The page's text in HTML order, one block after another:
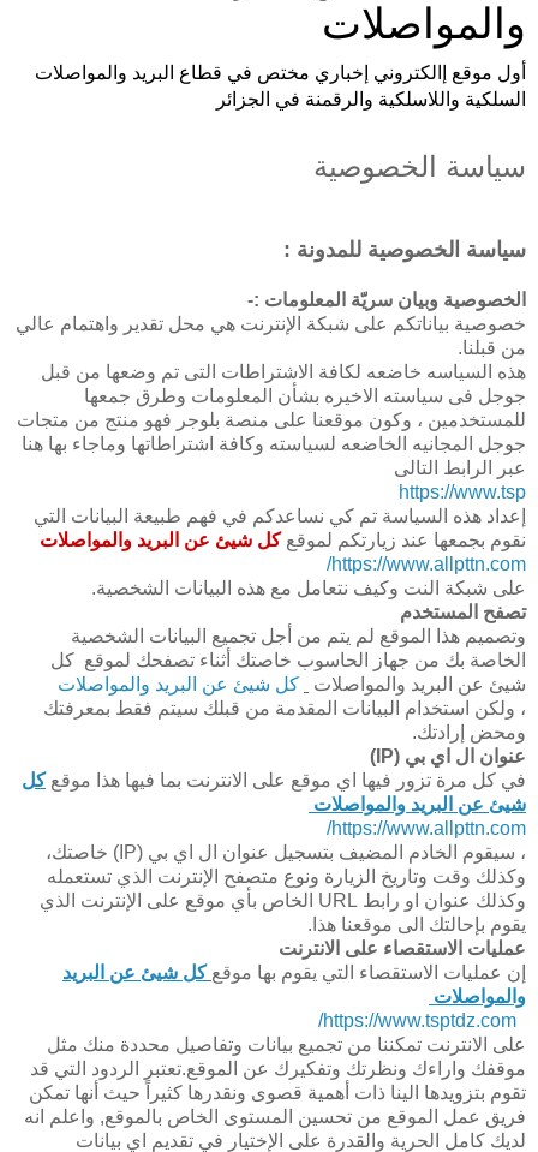
والمواصلات
أول موقع إالكتروني إخباري مختص في قطاع البريد والمواصلات
السلكية واللاسلكية والرقمنة في الجزائر
سياسة الخصوصية
سياسة الخصوصية للمدونة :
الخصوصية وبيان سريّة المعلومات :-
خصوصية بياناتكم على شبكة الإنترنت هي محل تقدير واهتمام عالي
من قبلنا.
هذه السياسه خاضعه لكافة الاشتراطات التى تم وضعها من قبل
جوجل فى سياسته الاخيره بشأن المعلومات وطرق جمعها
للمستخدمين ، وكون موقعنا على منصة بلوجر فهو منتج من متجات
جوجل المجانيه الخاضعه لسياسته وكافة اشتراطاتها وماجاء بها هنا
عبر الرابط التالى
https://www.tsp
إعداد هذه السياسة تم كي نساعدكم في فهم طبيعة البيانات التي
نقوم بجمعها عند زيارتكم لموقعكل شيئ عن البريد والمواصلات
https://www.allpttn.com/
على شبكة النت وكيف نتعامل مع هذه البيانات الشخصية.
تصفح المستخدم
وتصميم هذا الموقع لم يتم من أجل تجميع البيانات الشخصية
الخاصة بك من جهاز الحاسوب خاصتك أثناء تصفحك لموقع كل
شيئ عن البريد والمواصلات
كل شيئ عن البريد والمواصلات
، ولكن استخدام البيانات المقدمة من قبلك سيتم فقط بمعرفتك
ومحض إرادتك.
عنوان ال اي بي (IP)
في كل مرة تزور فيها اي موقع على الانترنت بما فيها هذا موقعكل
شيئ عن البريد والمواصلات
https://www.allpttn.com/
، سيقوم الخادم المضيف بتسجيل عنوان ال اي بي (IP) خاصتك،
وكذلك وقت وتاريخ الزيارة ونوع متصفح الإنترنت الذي تستعمله
وكذلك عنوان او رابط URL الخاص بأي موقع على الإنترنت الذي
يقوم بإحالتك الى موقعنا هذا.
عمليات الاستقصاء على الانترنت
إن عمليات الاستقصاء التي يقوم بها موقع كل شيئ عن البريد
والمواصلات
على الانترنت تمكننا من تجميع بيانات وتفاصيل محددة منك مثل
موقفك واراءك ونظرتك وتفكيرك عن الموقع.تعتبر الردود التي قد
تقوم بتزويدها الينا ذات أهمية قصوى ونقدرها كثيراً حيث أنها تمكن
فريق عمل الموقع من تحسين المستوى الخاص بالموقع, واعلم انه
لديك كامل الحرية والقدرة على الإختيار في تقديم اي بيانات